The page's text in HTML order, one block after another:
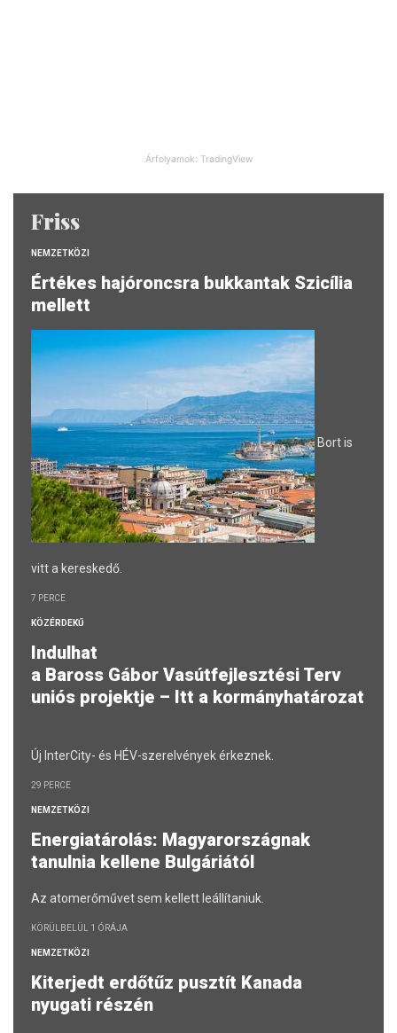
Árfolyamok: TradingView
Friss
NEMZETKÖZI
Értékes hajóroncsra bukkantak Szicília
mellett
Bort is
vitt a kereskedő.
7 PERCE
KÖZÉRDEKŰ
Indulhat
a Baross Gábor Vasútfejlesztési Terv
uniós projektje – Itt a kormányhatározat
Új InterCity- és HÉV-szerelvények érkeznek.
29 PERCE
NEMZETKÖZI
Energiatárolás: Magyarországnak
tanulnia kellene Bulgáriától
Az atomerőművet sem kellett leállítaniuk.
KÖRÜLBELÜL 1 ÓRÁJA
NEMZETKÖZI
Kiterjedt erdőtűz pusztít Kanada
nyugati részén